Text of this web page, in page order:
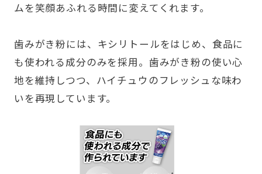
ムを笑顔あふれる時間に変えてくれます。
歯みがき粉には、キシリトールをはじめ、食品に
も使われる成分のみを採用。歯みがき粉の使い心
地を維持しつつ、ハイチュウのフレッシュな味わ
いを再現しています。